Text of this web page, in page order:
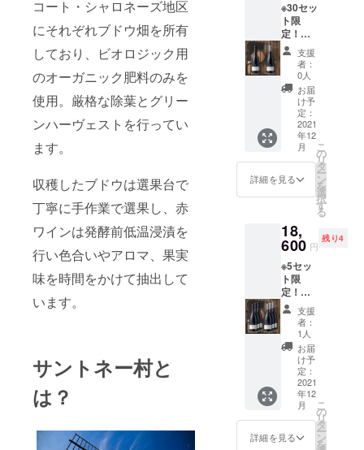
コート・シャロネーズ地区
にそれぞれブドウ畑を所有
しており、ビオロジック用
のオーガニック肥料のみを
使用。厳格な除葉とグリー
ンハーヴェストを行ってい
ます。
収穫したブドウは選果台で
丁寧に手作業で選果し、赤
ワインは発酵前低温浸漬を
行い色合いやアロマ、果実
味を時間をかけて抽出して
います。
サントネー村と
は？
に組み
合わせ
ていた
だくこ
とがで
きま
す。 選
択項目
より、
本数を
お選び
-----------
-----------
---------
※20歳未
満の方
の飲酒
は法律
で禁止
されて
いま
す。 20
歳未満
の方へ
の酒類
の販売
は致し
ませ
ん。
750ml
定価：
￥6,270
- 合計2
本 通
常価
格
￥12,54
0-
（税
込・送
料込）
格
￥11,40
込・送
料込
￥1,140
-引き、
10%off
） -------
-----------
-----------
-----------
------ 2
本の内
容を、
赤ワイ
ンと白
に組み
シャル
ドネ］
750ml
定価：
￥6,050
本
￥12,10
0-
（税
込・送
料込） -
-----------
-----------
-----------
-----------
内容
を、赤
と白ワ
インご
自由に
組み合
わせて
いただ
くこと
ができ
ます。
選択項
目よ
り、本
選びく
ワー
ル］
750ml
定価：
￥6,270
- 白ワイ
ン
Jean
Baptist
Jessiau
A.O.C.
Rully
premier
"Mariss
ou"
Blanc
［ジャ
ン・バ
プティ
スタ・
ジェシ
オー
ム
リュ
リー一
級畑
「マリ
ソー」
シャル
Baptist
e
Jessiau
me
A.O.C.
Volnay
Rouge
2019
［ジャ
ン・バ
プティ
スタ・
ジェシ
オー
産 ピ
ノノ
ワー
ル］
750ml
定価：
￥7,920
- 1本
白ワイ
ン
Jean
Baptist
Jessiau
A.O.C.
Chassa
※30セッ
ト限
定！
【先行
販売＆
CAMPF
IRE限定
送料込
み】銘
醸ワイ
ン村名
産 赤
＆白ワ
イン2本
セット
赤ワイ
Jean
Baptist
e
Jessiau
me
A.O.C.
Volnay
Rouge
2019
［ジャ
ン・バ
プティ
スタ・
ジェシ
オー
ム
ヴォル
支援
者：
0人
お届
け予
定：
2021
年12
月
詳細を見る
こ
の
リ
タ
ー
ン
を
選
択
す
る
18,
600 円
残り4
※5セッ
ト限
定！
【数量
限定
20%割
引＆送
料込
み】ブ
ルゴー
ニュ産
ワイン6
本セッ
ト 赤ワ
支援
者：
1人
お届
け予
定：
2021
年12
月
詳細を見る
こ
の
リ
タ
ー
ン
を